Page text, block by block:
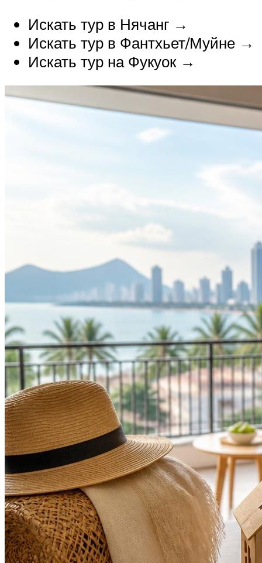
Искать тур в Нячанг →
Искать тур в Фантхьет/Муйне →
Искать тур на Фукуок →